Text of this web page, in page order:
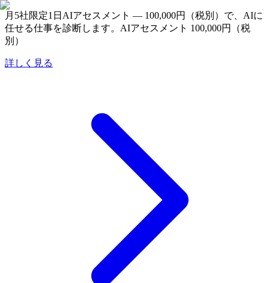
月5社限定1日AIアセスメント — 100,000円（税別）で、AIに
任せる仕事を診断します。 AIアセスメント 100,000円（税
別）
詳しく見る